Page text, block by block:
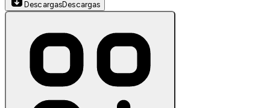
DescargasDescargas